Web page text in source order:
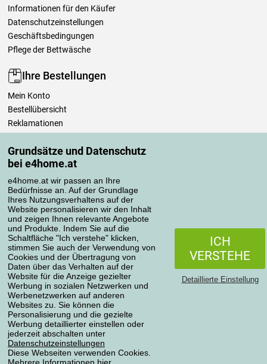
Grundsätze und Datenschutz
bei e4home.at
e4home.at wir passen an Ihre
Bedürfnisse an. Auf der Grundlage
Ihres Nutzungsverhaltens auf der
Website personalisieren wir den Inhalt
und zeigen Ihnen relevante Angebote
und Produkte. Indem Sie auf die
Schaltfläche "Ich verstehe" klicken,
stimmen Sie auch der Verwendung von
Cookies und der Übertragung von
Daten über das Verhalten auf der
Website für die Anzeige gezielter
Werbung in sozialen Netzwerken und
Werbenetzwerken auf anderen
Websites zu. Sie können die
Personalisierung und die gezielte
Werbung detaillierter einstellen oder
jederzeit abschalten unter
Datenschutzeinstellungen
Diese Webseiten verwenden Cookies.
ICH
VERSTEHE
Detaillierte Einstellung
Informationen für den Käufer
Datenschutzeinstellungen
Geschäftsbedingungen
Pflege der Bettwäsche
Ihre Bestellungen
Mein Konto
Bestellübersicht
Reklamationen
Einfach mehr wissen
Richtlinien zur Verarbeitung von Bewertungen
Transportarten
Zahlungsmethoden
Datenschutzerklärung